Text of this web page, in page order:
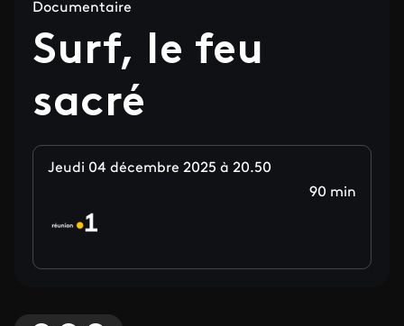
Documentaire
Surf, le feu
sacré
Jeudi 04 décembre 2025 à 20.50
90 min